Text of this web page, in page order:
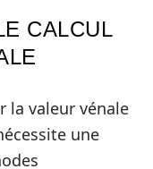
CALCUL
la valeur vénale
une